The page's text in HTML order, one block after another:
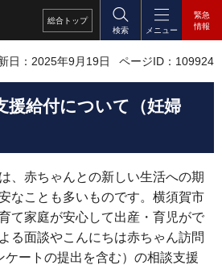
総合 トップ
検索
メニュー
緊急
情報
日：2025年9月19日 ページID：109924
援給付について（妊婦
、赤ちゃんとの新しい生活への期
なことも多いものです。横須賀市
て家庭が安心して出産・育児がで
る面談やこんにちは赤ちゃん訪問
ケートの提出を含む）の相談支援